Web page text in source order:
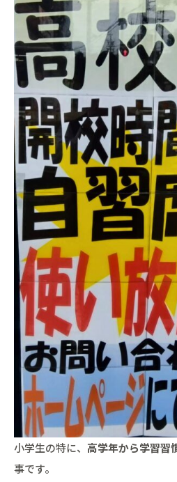
小学生の特に、 高学年から学習習
事です。